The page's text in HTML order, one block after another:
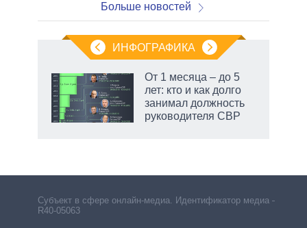
Больше новостей
ИНФОГРАФИКА
От 1 месяца – до 5
лет: кто и как долго
занимал должность
руководителя СВР
Субъект в сфере онлайн-медиа. Идентификатор медиа –
R40-05063